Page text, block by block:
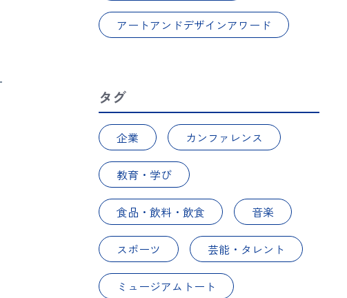
アートアンドデザインアワード
タグ
企業 カンファレンス
教育・学び
食品・飲料・飲食 音楽
スポーツ 芸能・タレント
ミュージアムトート